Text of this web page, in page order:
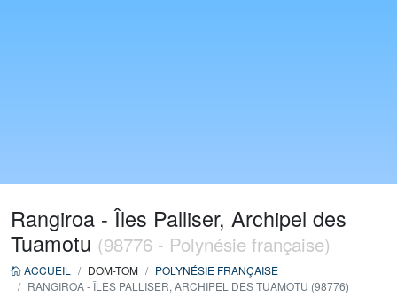
Rangiroa - Îles Palliser, Archipel des
Tuamotu (98776 - Polynésie française)
ACCUEIL DOM-TOM
POLYNÉSIE FRANÇAISE
RANGIROA - ÎLES PALLISER, ARCHIPEL DES TUAMOTU (98776)